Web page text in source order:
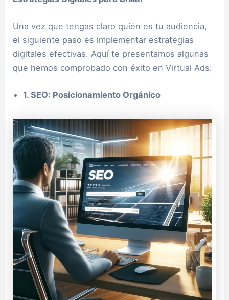
Una vez que tengas claro quién es tu audiencia,
el siguiente paso es implementar estrategias
digitales efectivas. Aquí te presentamos algunas
que hemos comprobado con éxito en Virtual Ads:
1. SEO: Posicionamiento Orgánico